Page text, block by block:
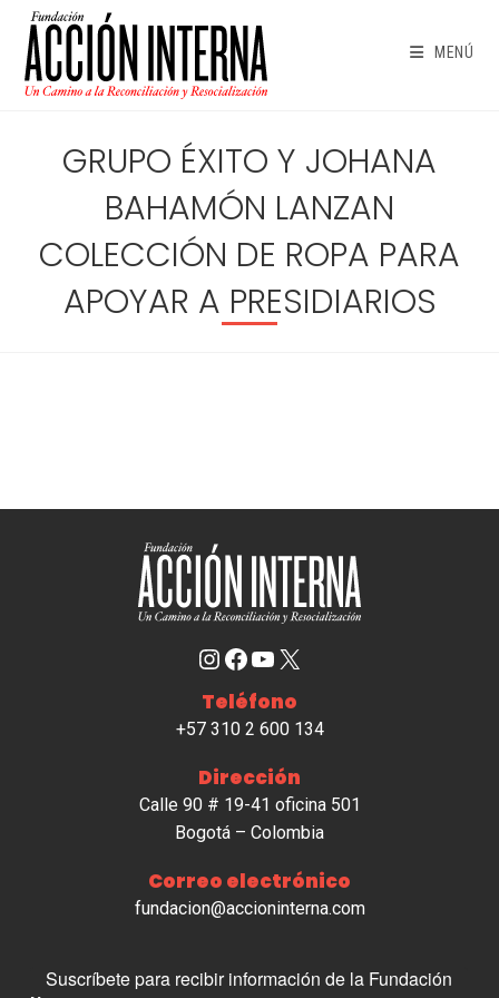
contenido
MENÚ
GRUPO ÉXITO Y JOHANA
BAHAMÓN LANZAN
COLECCIÓN DE ROPA PARA
APOYAR A PRESIDIARIOS
Instagram Facebook YouTube X
Teléfono
+57 310 2 600 134
Dirección
Calle 90 # 19-41 oficina 501
Bogotá – Colombia
Correo electrónico
fundacion@accioninterna.com